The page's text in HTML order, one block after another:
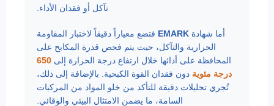
تآكل أو فقدان الأداء.
أما شهادة EMARK فتضع معياراً دقيقاً لاختبار المقاومة
الحرارية والتآكل، حيث يتم فحص قدرة المكابح على
المحافظة على أدائها خلال ارتفاع درجة الحرارة إلى 650
درجة مئوية دون فقدان القوة الكبحية. بالإضافة إلى ذلك،
تُجري تحليلات دقيقة للتأكد من خلو المواد من المركبات
السامة، ما يضمن الامتثال البيئي والوقائي.